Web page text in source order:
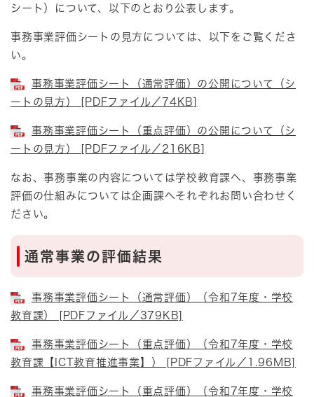
シート）について、以下のとおり公表します。
事務事業評価シートの見方については、以下をご覧くださ
い。
事務事業評価シート（通常評価）の公開について（シ
ートの見方） [PDFファイル／74KB]
事務事業評価シート（重点評価）の公開について（シ
ートの見方） [PDFファイル／216KB]
なお、事務事業の内容については学校教育課へ、事務事業
評価の仕組みについては企画課へそれぞれお問い合わせく
ださい。
通常事業の評価結果
事務事業評価シート（通常評価）（令和7年度・学校
教育課） [PDFファイル／379KB]
事務事業評価シート（重点評価）（令和7年度・学校
教育課【ICT教育推進事業】） [PDFファイル／1.96MB]
事務事業評価シート（重点評価）（令和7年度・学校